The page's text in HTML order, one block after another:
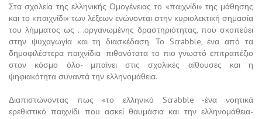
Στα σχολεία της ελληνικής Ομογένειας το «παιχνίδι» της μάθησης
και το «παιχνίδι» των λέξεων ενώνονται στην κυριολεκτική σημασία
του λήμματος ως …οργανωμένης δραστηριότητας, που σκοπεύει
στην ψυχαγωγία και τη διασκέδαση. Το Scrabble, ένα από τα
δημοφιλέστερα παιχνίδια -πιθανότατα το πιο γνωστό επιτραπέζιο
στον κόσμο όλο- μπαίνει στις σχολικές αίθουσες και η
ψηφιακότητα συναντά την ελληνομάθεια.
Διαπιστώνοντας πως «το ελληνικό Scrabble -ένα νοητικά
ερεθιστικό παιχνίδι που ασκεί θαυμάσια και την ελληνομάθεια-